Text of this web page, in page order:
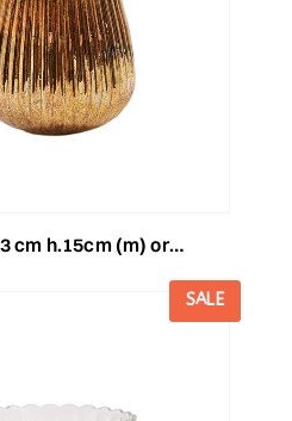
(m) oro anticato/argento mercury
SALE